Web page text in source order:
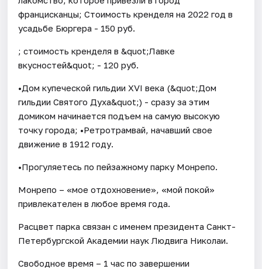
францисканцы; Стоимость кренделя на 2022 год в
усадьбе Бюргера - 150 руб.
; стоимость кренделя в &quot;Лавке
вкусностей&quot; - 120 руб.
•Дом купеческой гильдии XVI века (&quot;Дом
гильдии Святого Духа&quot;) - сразу за этим
домиком начинается подъем на самую высокую
точку города; •Ретротрамвай, начавший свое
движение в 1912 году.
•Прогуляетесь по пейзажному парку Монрепо.
Монрепо – «мое отдохновение», «мой покой»
привлекателен в любое время года.
Расцвет парка связан с именем президента Санкт-
Петербургской Академии наук Людвига Николаи.
Свободное время – 1 час по завершении